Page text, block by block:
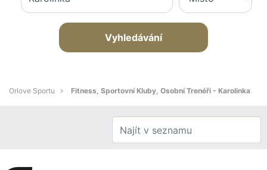
Vyhledávání
Orlove Sportu Fitness, Sportovní Kluby, Osobní Trenéři - Karolinka